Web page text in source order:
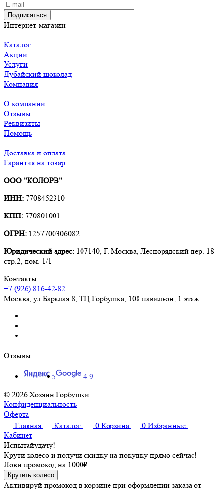
Подписаться
Интернет-магазин
Каталог
Акции
Услуги
Дубайский шоколад
Компания
О компании
Отзывы
Реквизиты
Помощь
Доставка и оплата
Гарантия на товар
ООО "КОЛОРВ"
ИНН: 7708452310
КПП: 770801001
ОГРН: 1257700306082
Юридический адрес: 107140, Г. Москва, Леснорядский пер. 18
стр.2, пом. 1/1
Контакты
+7 (926) 816-42-82
Москва, ул Барклая 8, ТЦ Горбушка, 108 павильон, 1 этаж
Отзывы
5
4.9
© 2026 Хозяин Горбушки
Конфиденциальность
Оферта
Главная
Каталог 0 Корзина 0 Избранные
Кабинет
Испытайудачу!
Крути колесо и получи скидку на покупку прямо сейчас!
Лови промокод на 1000₽
Крутить колесо
Активируй промокод в корзине при оформлении заказа от